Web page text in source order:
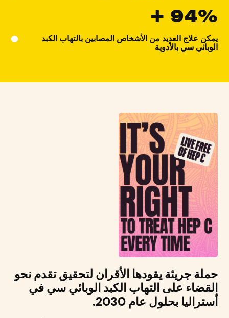
94% +
يمكن علاج العديد من الأشخاص المصابين بالتهاب الكبد
الوبائي سي بالأدوية
حملة جريئة يقودها الأقران لتحقيق تقدم نحو
القضاء على التهاب الكبد الوبائي سي في
أستراليا بحلول عام 2030.